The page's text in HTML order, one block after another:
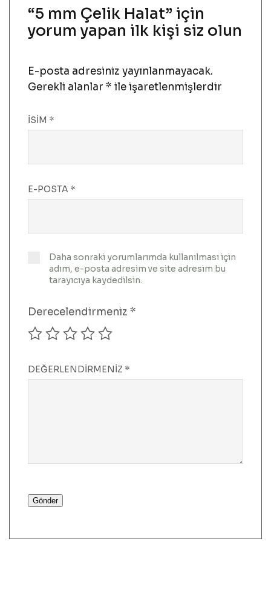
“5 mm Çelik Halat” için
yorum yapan ilk kişi siz olun
E-posta adresiniz yayınlanmayacak.
Gerekli alanlar * ile işaretlenmişlerdir
İSIM *
E-POSTA *
Daha sonraki yorumlarımda kullanılması için
adım, e-posta adresim ve site adresim bu
tarayıcıya kaydedilsin.
Derecelendirmeniz *
DEĞERLENDIRMENIZ *
Gönder